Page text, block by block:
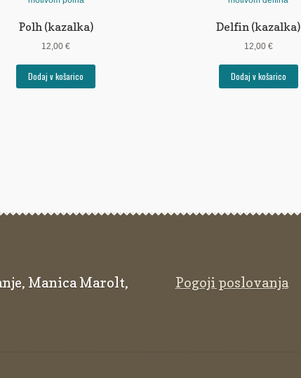
Polh (kazalka)
12,00€
Dodaj v košarico
Delfin (kazalka)
12,00 €
Dodaj v košarico
Manica Marolt, Pogoji poslovanja